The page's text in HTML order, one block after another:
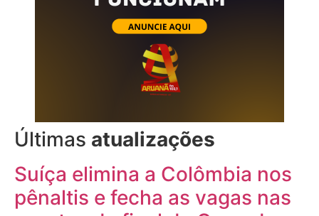
Últimas atualizações
Suíça elimina a Colômbia nos
pênaltis e fecha as vagas nas